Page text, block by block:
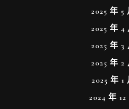
2025 年 5
2025 年 4
2025 年 3
2025 年 2
2025 年 1
2024 年 12